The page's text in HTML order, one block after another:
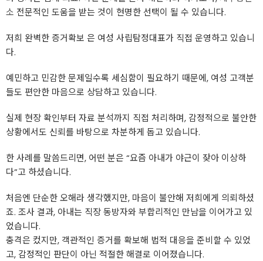
소 전문적인 도움을 받는 것이 현명한 선택이 될 수 있습니다.
저희 완벽한 증거확보 은 여성 사립탐정대표가 직접 운영하고 있습니
다.
예민하고 민감한 문제일수록 세심함이 필요하기 때문에, 여성 고객분
들도 편안한 마음으로 상담하고 있습니다.
실제 현장 확인부터 자료 분석까지 직접 처리하며, 감정적으로 불안한
상황에서도 신뢰를 바탕으로 차분하게 돕고 있습니다.
한 사례를 말씀드리면, 어떤 분은 “요즘 아내가 야근이 잦아 이상하
다”고 하셨습니다.
처음엔 단순한 오해라 생각했지만, 마음이 불안해 저희에게 의뢰하셨
죠. 조사 결과, 아내는 직장 동방자와 부합리적인 만남을 이어가고 있
었습니다.
충격은 컸지만, 객관적인 증거를 확보해 법적 대응을 준비할 수 있었
고, 감정적인 판단이 아닌 적절한 해결로 이어졌습니다.